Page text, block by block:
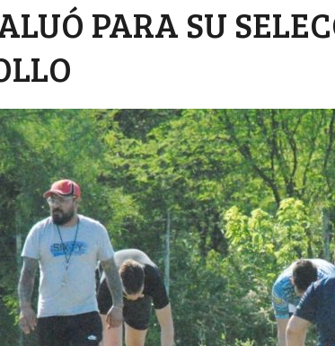
Y CANALLAS AVANZARON FRENTE A ARSENAL
PARA SU